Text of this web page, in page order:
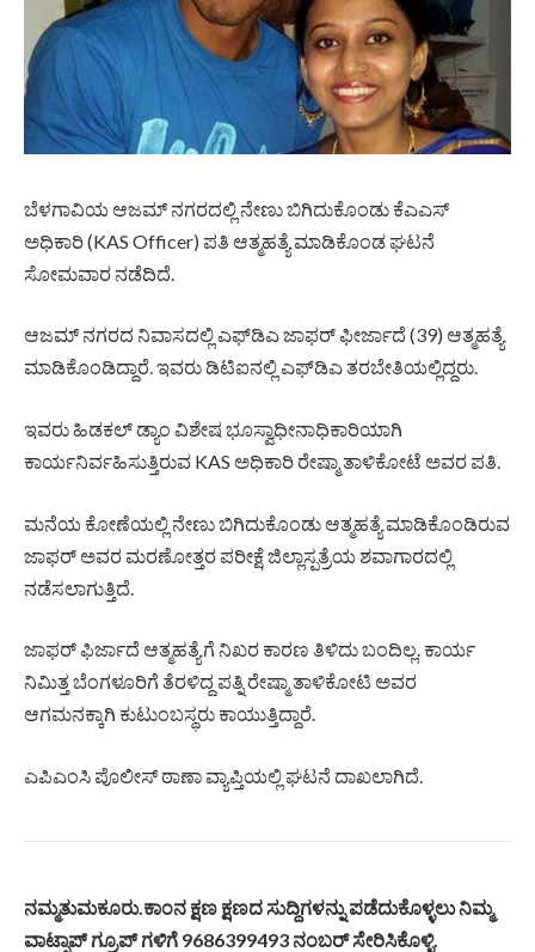
ಬೆಳಗಾವಿಯ ಆಜಮ್ ನಗರದಲ್ಲಿ ನೇಣು ಬಿಗಿದುಕೊಂಡು ಕೆಎಎಸ್
ಅಧಿಕಾರಿ (KAS Officer) ಪತಿ ಆತ್ಮಹತ್ಯೆ ಮಾಡಿಕೊಂಡ ಘಟನೆ
ಸೋಮವಾರ ನಡೆದಿದೆ.
ಆಜಮ್ ನಗರದ ನಿವಾಸದಲ್ಲಿ ಎಫ್‌ಡಿಎ ಜಾಫರ್ ಫೀರ್ಜಾದೆ (39) ಆತ್ಮಹತ್ಯೆ
ಮಾಡಿಕೊಂಡಿದ್ದಾರೆ. ಇವರು ಡಿಟಿಐ‌ನಲ್ಲಿ ಎಫ್‌ಡಿಎ ತರಬೇತಿಯಲ್ಲಿದ್ದರು.
ಇವರು ಹಿಡಕಲ್ ಡ್ಯಾಂ ವಿಶೇಷ ಭೂಸ್ವಾಧೀನಾಧಿಕಾರಿಯಾಗಿ
ಕಾರ್ಯನಿರ್ವಹಿಸುತ್ತಿರುವ KAS ಅಧಿಕಾರಿ ರೇಷ್ಮಾ ತಾಳಿಕೋಟೆ ಅವರ ಪತಿ.
ಮನೆಯ ಕೋಣೆಯಲ್ಲಿ ನೇಣು ಬಿಗಿದುಕೊಂಡು ಆತ್ಮಹತ್ಯೆ ಮಾಡಿಕೊಂಡಿರುವ
ಜಾಫರ್ ಅವರ ಮರಣೋತ್ತರ ಪರೀಕ್ಷೆ ಜಿಲ್ಲಾಸ್ಪತ್ರೆಯ ಶವಾಗಾರದಲ್ಲಿ
ನಡೆಸಲಾಗುತ್ತಿದೆ‌.
ಜಾಫರ್ ಫಿರ್ಜಾದೆ ಆತ್ಮಹತ್ಯೆಗೆ ನಿಖರ ಕಾರಣ ತಿಳಿದು ಬಂದಿಲ್ಲ. ಕಾರ್ಯ
ನಿಮಿತ್ತ ಬೆಂಗಳೂರಿಗೆ ತೆರಳಿದ್ದ ಪತ್ನಿ ರೇಷ್ಮಾ ತಾಳಿಕೋಟಿ ಅವರ
ಆಗಮನಕ್ಕಾಗಿ ಕುಟುಂಬಸ್ಥರು ಕಾಯುತ್ತಿದ್ದಾರೆ.
ಎಪಿಎಂಸಿ ಪೊಲೀಸ್ ಠಾಣಾ ವ್ಯಾಪ್ತಿಯಲ್ಲಿ ಘಟನೆ ದಾಖಲಾಗಿದೆ.
ನಮ್ಮತುಮಕೂರು.ಕಾಂನ ಕ್ಷಣ ಕ್ಷಣದ ಸುದ್ದಿಗಳನ್ನು ಪಡೆದುಕೊಳ್ಳಲು ನಿಮ್ಮ
ವಾಟ್ಸಾಪ್ ಗ್ರೂಪ್ ಗಳಿಗೆ 9686399493 ನಂಬರ್ ಸೇರಿಸಿಕೊಳ್ಳಿ.